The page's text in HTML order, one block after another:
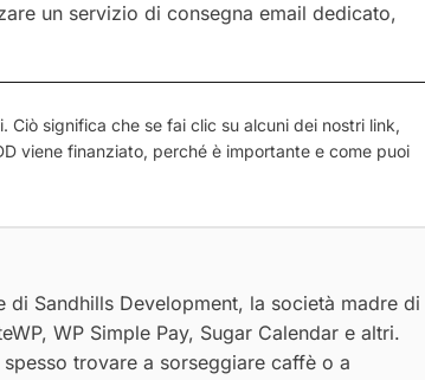
un servizio di consegna email dedicato,
significa che se fai clic su alcuni dei nostri link,
viene finanziato, perché è importante e come puoi
Sandhills Development, la società madre di
WP Simple Pay, Sugar Calendar e altri.
trovare a sorseggiare caffè o a